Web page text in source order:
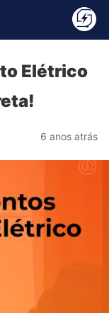
Elétrico
6 anos atrás